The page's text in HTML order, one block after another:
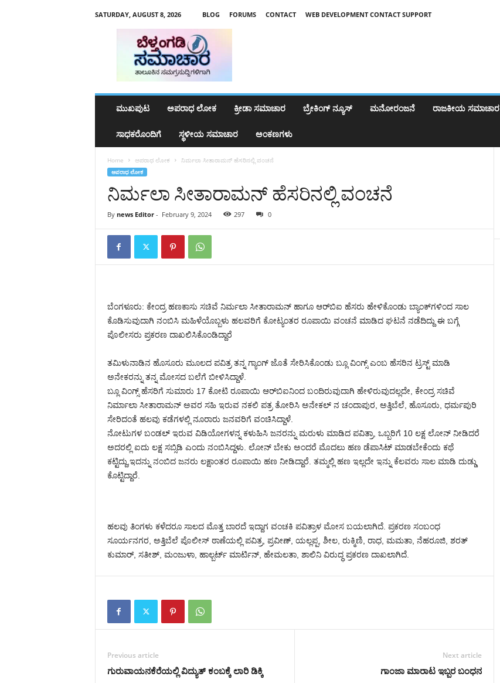
SATURDAY, AUGUST 8, 2026 BLOG FORUMS CONTACT
WEB DEVELOPMENT CONTACT SUPPORT
ಮುಖಪುಟ ಅಪರಾಧ ಲೋಕ ಕ್ರೀಡಾ ಸಮಾಚಾರ ಬ್ರೇಕಿಂಗ್‌ ನ್ಯೂಸ್ ಮನೋರಂಜನೆ ರಾಜಕೀಯ ಸಮಾಚಾರ
ಸಾಧಕರೊಂದಿಗೆ ಸ್ಥಳೀಯ ಸಮಾಚಾರ ಅಂಕಣಗಳು
Home ಅಪರಾಧ ಲೋಕ ನಿರ್ಮಲಾ ಸೀತಾರಾಮನ್ ಹೆಸರಿನಲ್ಲಿ ವಂಚನೆ
ಅಪರಾಧ ಲೋಕ
ನಿರ್ಮಲಾ ಸೀತಾರಾಮನ್ ಹೆಸರಿನಲ್ಲಿ ವಂಚನೆ
By news Editor- February 9, 2024 297 0
ಬೆಂಗಳೂರು: ಕೇಂದ್ರ ಹಣಕಾಸು ಸಚಿವೆ ನಿರ್ಮಲಾ ಸೀತಾರಾಮನ್ ಹಾಗೂ ಆರ್​ಬಿಐ ಹೆಸರು ಹೇಳಿಕೊಂಡು ಬ್ಯಾಂಕ್​ಗಳಿಂದ ಸಾಲ
ಕೊಡಿಸುವುದಾಗಿ ನಂಬಿಸಿ ಮಹಿಳೆಯೊಬ್ಬಳು ಹಲವರಿಗೆ ಕೋಟ್ಯಂತರ ರೂಪಾಯಿ ವಂಚನೆ ಮಾಡಿದ ಘಟನೆ ನಡೆದಿದ್ದು ಈ ಬಗ್ಗೆ
ಪೊಲೀಸರು ಪ್ರಕರಣ ದಾಖಲಿಸಿಕೊಂಡಿದ್ದಾರೆ
ತಮಿಳುನಾಡಿನ ಹೊಸೂರು ಮೂಲದ ಪವಿತ್ರ ತನ್ನ ಗ್ಯಾಂಗ್ ಜೊತೆ ಸೇರಿಸಿಕೊಂಡು ಬ್ಲೂ ವಿಂಗ್ಸ್ ಎಂಬ ಹೆಸರಿನ ಟ್ರಸ್ಟ್ ಮಾಡಿ
ಅನೇಕರನ್ನು ತನ್ನ ಮೋಸದ ಬಲೆಗೆ ಬೀಳಿಸಿದ್ದಾಳೆ.
ಬ್ಲೂ ವಿಂಗ್ಸ್ ಹೆಸರಿಗೆ ಸುಮಾರು 17 ಕೋಟಿ ರೂಪಾಯಿ ಆರ್​ಬಿಐನಿಂದ ಬಂದಿರುವುದಾಗಿ ಹೇಳಿರುವುದಲ್ಲದೇ, ಕೇಂದ್ರ ಸಚಿವೆ
ನಿರ್ಮಾಲಾ ಸೀತಾರಾಮನ್ ಅವರ ಸಹಿ ಇರುವ ನಕಲಿ ಪತ್ರ ತೋರಿಸಿ ಅನೇಕಲ್ ನ ಚಂದಾಪುರ, ಅತ್ತಿಬೆಲೆ, ಹೊಸೂರು, ಧರ್ಮಪುರಿ
ಸೇರಿದಂತೆ ಹಲವು ಕಡೆಗಳಲ್ಲಿ ನೂರಾರು ಜನವರಿಗೆ ವಂಚಿಸಿದ್ದಾಳೆ.
ನೋಟುಗಳ ಬಂಡಲ್ ಇರುವ ವಿಡಿಯೋಗಳನ್ನ ಕಳುಹಿಸಿ ಜನರನ್ನು ಮರುಳು ಮಾಡಿದ ಪವಿತ್ರಾ, ಒಬ್ಬರಿಗೆ 10 ಲಕ್ಷ ಲೋನ್ ನೀಡಿದರೆ
ಅದರಲ್ಲಿ ಐದು ಲಕ್ಷ ಸಬ್ಸಿಡಿ ಎಂದು ನಂಬಿಸಿದ್ದಳು. ಲೋನ್ ಬೇಕು ಅಂದರೆ ಮೊದಲು ಹಣ ಡೆಪಾಸಿಟ್ ಮಾಡಬೇಕೆಂದು ಕಥೆ
ಕಟ್ಟಿದ್ದು,ಇದನ್ನು ನಂಬಿದ ಜನರು ಲಕ್ಷಾಂತರ ರೂಪಾಯಿ ಹಣ ನೀಡಿದ್ದಾರೆ. ತಮ್ಮಲ್ಲಿ ಹಣ ಇಲ್ಲದೇ ಇನ್ನು ಕೆಲವರು ಸಾಲ ಮಾಡಿ ದುಡ್ಡು
ಕೊಟ್ಟಿದ್ದಾರೆ.
ಹಲವು ತಿಂಗಳು ಕಳೆದರೂ ಸಾಲದ ಮೊತ್ತ ಬಾರದೆ ಇದ್ದಾಗ ವಂಚಕಿ ಪವಿತ್ರಾಳ ಮೋಸ ಬಯಲಾಗಿದೆ. ಪ್ರಕರಣ ಸಂಬಂಧ
ಸೂರ್ಯನಗರ, ಅತ್ತಿಬೆಲೆ ಪೊಲೀಸ್ ಠಾಣೆಯಲ್ಲಿ ಪವಿತ್ರ, ಪ್ರವೀಣ್, ಯಲ್ಲಪ್ಪ, ಶೀಲ, ರುಕ್ಮಿಣಿ, ರಾಧ, ಮಮತಾ, ನೆಹರೂಜಿ, ಶರತ್
ಕುಮಾರ್, ಸತೀಶ್, ಮಂಜುಳಾ, ಹಾಲ್ಬರ್ಟ್ ಮಾರ್ಟಿನ್, ಹೇಮಲತಾ, ಶಾಲಿನಿ ವಿರುದ್ಧ ಪ್ರಕರಣ ದಾಖಲಾಗಿದೆ.
Previous article
ಗುರುವಾಯನಕೆರೆಯಲ್ಲಿ ವಿದ್ಯುತ್ ಕಂಬಕ್ಕೆ ಲಾರಿ ಡಿಕ್ಕಿ
Next article
ಗಾಂಜಾ ಮಾರಾಟ ಇಬ್ಬರ ಬಂಧನ